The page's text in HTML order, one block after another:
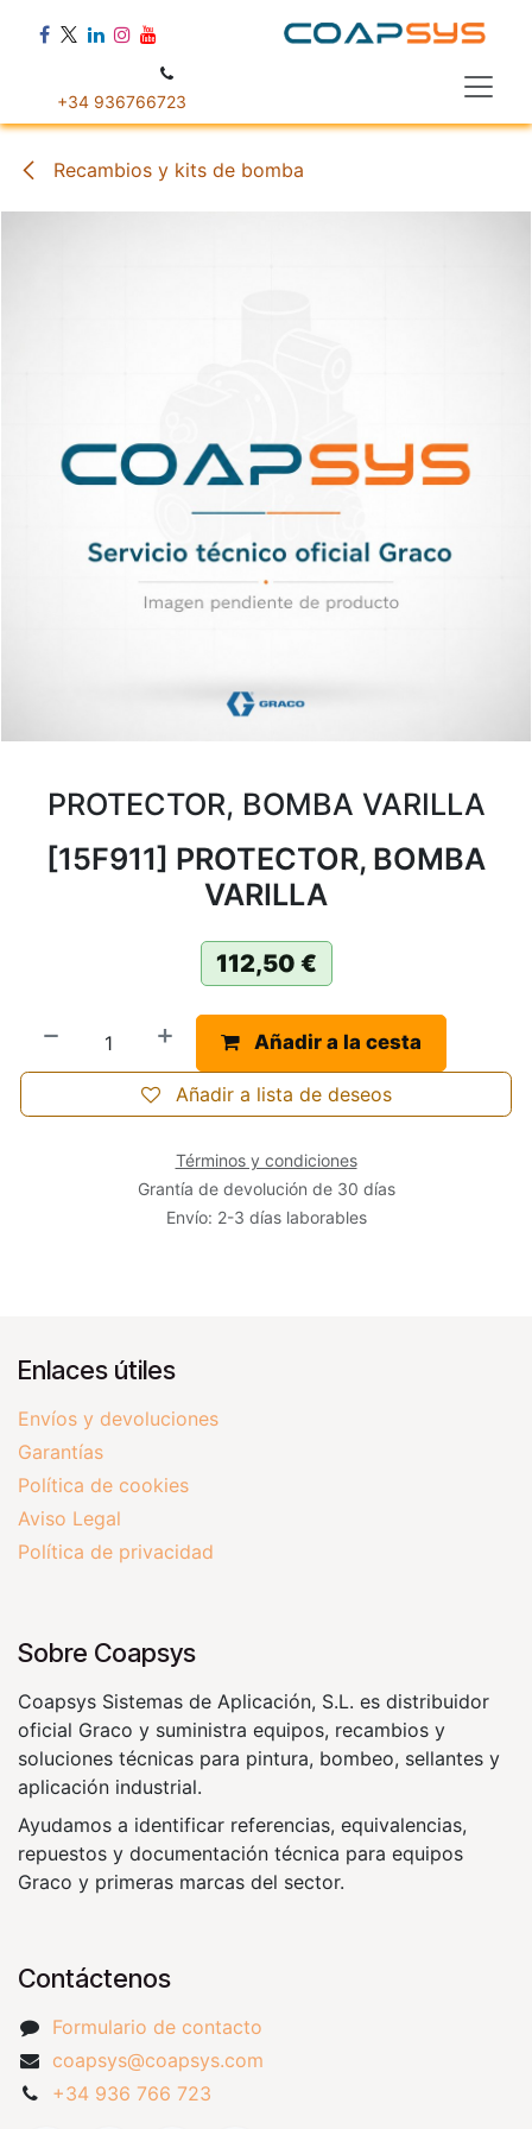
+34 936766723
Recambios y kits de bomba
PROTECTOR, BOMBA VARILLA
[15F911] PROTECTOR, BOMBA
VARILLA
112,50 €
Añadir a la cesta
Añadir a lista de deseos
Términos y condiciones
Grantía de devolución de 30 días
Envío: 2-3 días laborables
Enlaces útiles
Envíos y devoluciones
Garantías
Política de cookies
Aviso Legal
Política de privacidad
Sobre Coapsys
Coapsys Sistemas de Aplicación, S.L. es distribuidor
oficial Graco y suministra equipos, recambios y
soluciones técnicas para pintura, bombeo, sellantes y
aplicación industrial.
Ayudamos a identificar referencias, equivalencias,
repuestos y documentación técnica para equipos
Graco y primeras marcas del sector.
Contáctenos
Formulario de contacto
coapsys@coapsys.com
+34 936 766 723